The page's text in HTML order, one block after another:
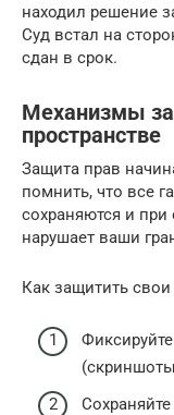
находил решение
Суд встал на
сдан в срок.
Механизмы
пространстве
Защита прав
помнить, что все
сохраняются и при
нарушает ваши
Как защитить